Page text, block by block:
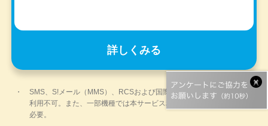
詳しくみる
SMS、S!メール（MMS）、RCSおよび国際SMSは利用可能。通話は
利用不可。また、一部機種では本サービス利用のために所定の設定が
必要。